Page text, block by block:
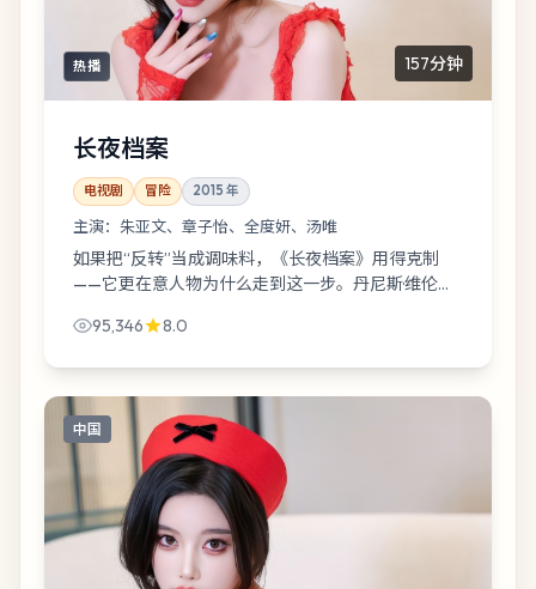
热播 157分钟
长夜档案
电视剧 冒险 2015 年
主演： 朱亚文、章子怡、全度妍、汤唯
如果把“反转”当成调味料，《长夜档案》用得克制
——它更在意人物为什么走到这一步。丹尼斯·维伦纽
替他想台词。
95,346 8.0
中国